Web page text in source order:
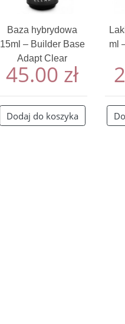
Baza hybrydowa
15ml – Builder Base
Adapt Clear
45.00 zł
Dodaj do koszyka
ml